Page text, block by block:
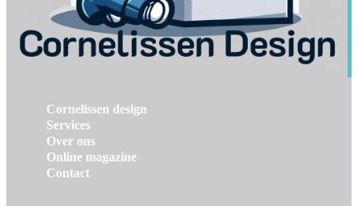
Cornelissen design
Services
Over ons
Online magazine
Contact